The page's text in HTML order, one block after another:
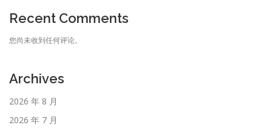
Recent Comments
您尚未收到任何评论。
Archives
2026 年 8 月
2026 年 7 月